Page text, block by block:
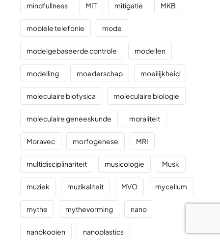
mindfullness MIT mitigatie MKB
mobiele telefonie mode
modelgebaseerde controle modellen
modelling moederschap moeilijkheid
moleculaire biofysica moleculaire biologie
moleculaire geneeskunde moraliteit
Moravec morfogenese MRI
multidisciplinariteit musicologie Musk
muziek muzikaliteit MVO mycelium
mythe mythevorming nano
nanokooien nanoplastics